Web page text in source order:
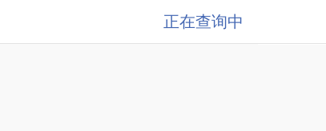
正在查询中